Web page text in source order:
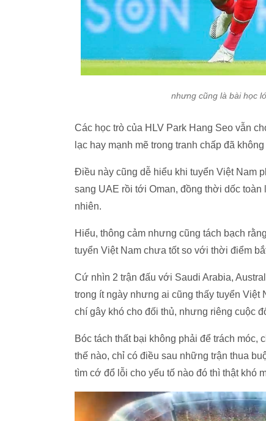
nhưng cũng là bài học
Các học trò của HLV Park Hang Seo vẫn
lạc hay mạnh mẽ trong tranh chấp đã
Điều này cũng dễ hiểu khi tuyển Việt Nam
sang UAE rồi tới Oman, đồng thời dốc
nhiên.
Hiểu, thông cảm nhưng cũng tách bạch
tuyển Việt Nam chưa tốt so với thời điểm
Cứ nhìn 2 trận đấu với Saudi Arabia,
trong ít ngày nhưng ai cũng thấy tuyển Việt
chí gây khó cho đối thủ, nhưng riêng cuộc
Bóc tách thất bại không phải để trách
thế nào, chỉ có điều sau những trận thua
tìm cớ đổ lỗi cho yếu tố nào đó thì thật khó